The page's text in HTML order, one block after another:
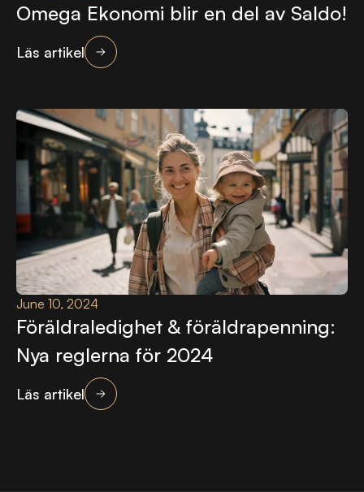
Omega Ekonomi blir en del av Saldo!
Läs artikel
June 10, 2024
Föräldraledighet & föräldrapenning:
Nya reglerna för 2024
Läs artikel